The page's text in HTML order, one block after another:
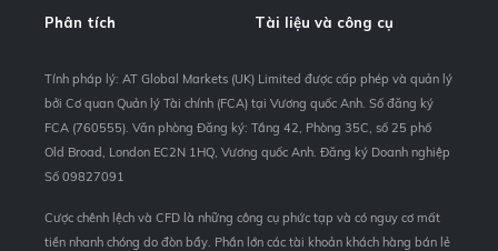
Phân tích Tài liệu và công cụ
Tính pháp lý: AT Global Markets (UK) Limited được cấp phép và quản lý
bởi Cơ quan Quản lý Tài chính (FCA) tại Vương quốc Anh. Số đăng ký
FCA (760555). Văn phòng Đăng ký: Tầng 42, Phòng 35C, số 25 phố
Old Broad, London EC2N 1HQ, Vương quốc Anh. Đăng ký Doanh nghiệp
Số 09827091
Cược chênh lệch và CFD là những công cụ phức tạp và có nguy cơ mất
tiền nhanh chóng do đòn bẩy. Phần lớn các tài khoản khách hàng bán lẻ